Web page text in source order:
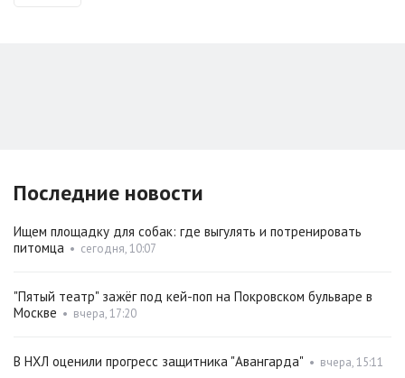
Последние новости
Ищем площадку для собак: где выгулять и потренировать
питомца • сегодня, 10:07
"Пятый театр" зажёг под кей-поп на Покровском бульваре в
Москве • вчера, 17:20
В НХЛ оценили прогресс защитника "Авангарда" • вчера, 15:11